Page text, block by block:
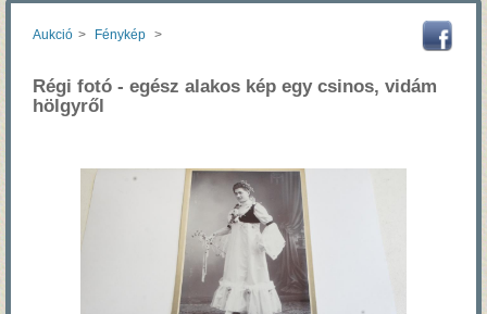
Aukció > Fénykép >
Régi fotó - egész alakos kép egy csinos, vidám
hölgyről